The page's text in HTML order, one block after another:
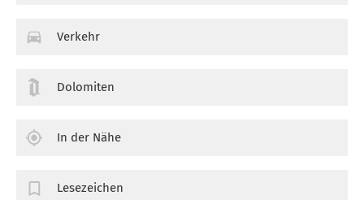
Verkehr
Dolomiten
In der Nähe
Lesezeichen